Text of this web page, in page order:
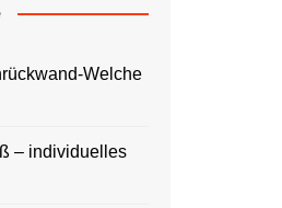
Welche
– individuelles